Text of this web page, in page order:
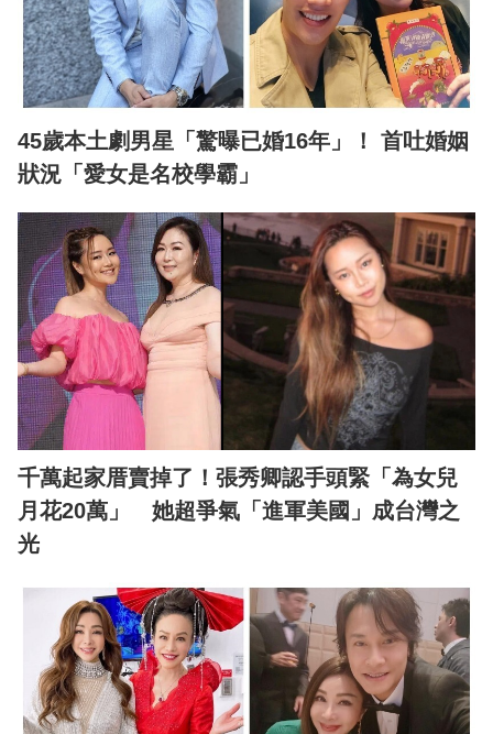
45歲本土劇男星「驚曝已婚16年」！ 首吐婚姻
狀況「愛女是名校學霸」
千萬起家厝賣掉了！張秀卿認手頭緊「為女兒
月花20萬」 她超爭氣「進軍美國」成台灣之
光